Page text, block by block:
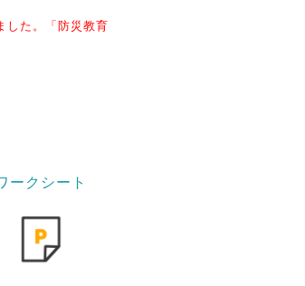
た。​ 「防災教育
ークシート